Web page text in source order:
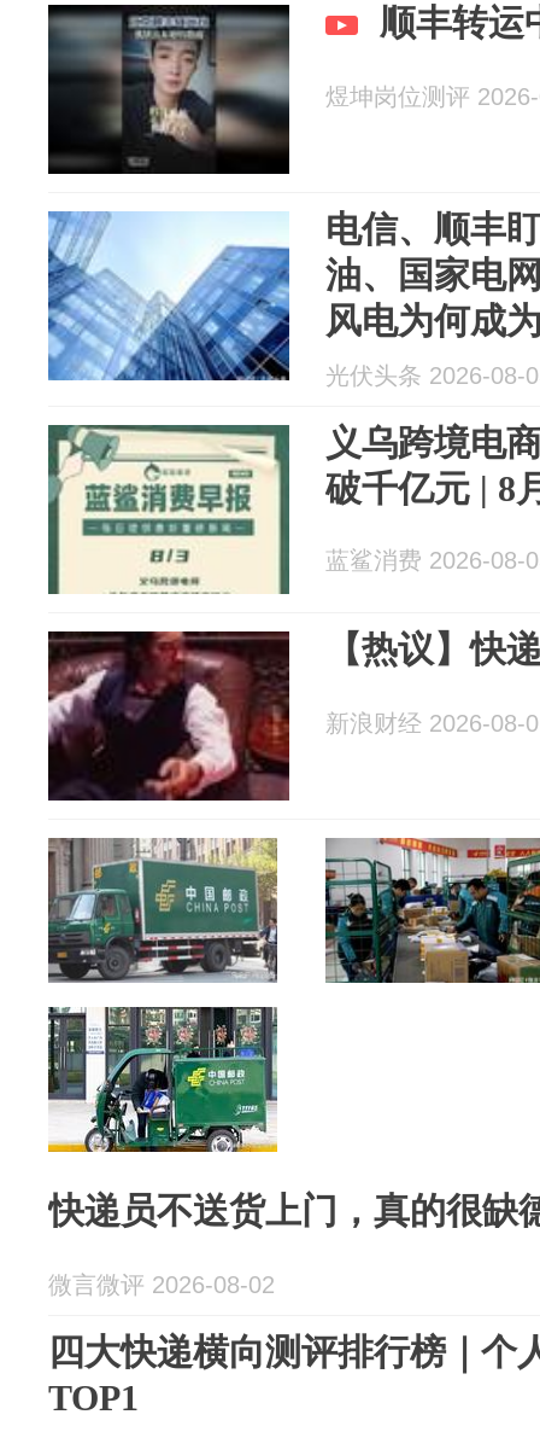
顺丰转运
煜坤岗位测评
电信、顺丰
油、国家电
风电为何成
五”提前卡位
光伏头条 2026-08-
义乌跨境电
破千亿元 | 8
蓝鲨消费 2026-08-
【热议】快
新浪财经 2026-08-
快递员不送货上门，真的很缺
微言微评 2026-08-02
四大快递横向测评排行榜｜个
TOP1